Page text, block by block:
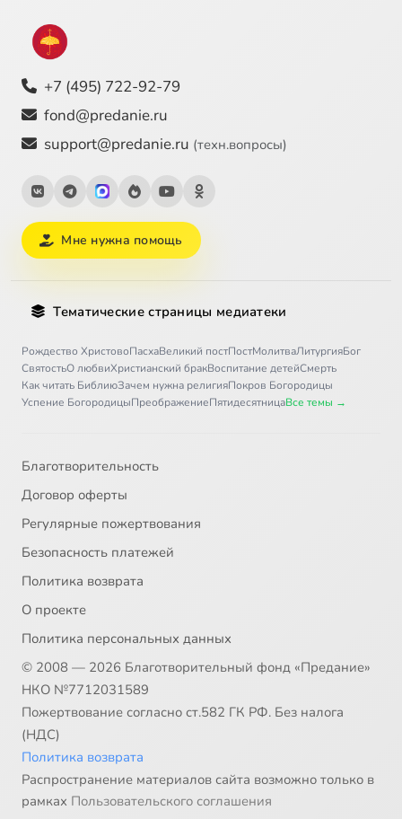
+7 (495) 722-92-79
fond@predanie.ru
support@predanie.ru (техн.вопросы)
Мне нужна помощь
Тематические страницы медиатеки
Рождество ХристовоПасхаВеликий постПостМолитваЛитургияБог
СвятостьО любвиХристианский бракВоспитание детейСмерть
Как читать БиблиюЗачем нужна религияПокров Богородицы
Успение БогородицыПреображениеПятидесятницаВсе темы →
Благотворительность
Договор оферты
Регулярные пожертвования
Безопасность платежей
Политика возврата
О проекте
Политика персональных данных
© 2008 — 2026 Благотворительный фонд «Предание»
НКО №7712031589
Пожертвование согласно ст.582 ГК РФ. Без налога
(НДС)
Политика возврата
Распространение материалов сайта возможно только в
рамках Пользовательского соглашения